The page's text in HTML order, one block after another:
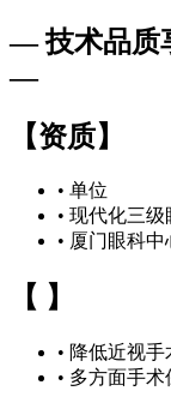
— 技术品质
—
【资质】
• 单位
• 现代化三
• 厦门眼科
【 】
• 降低近视
• 多方面手